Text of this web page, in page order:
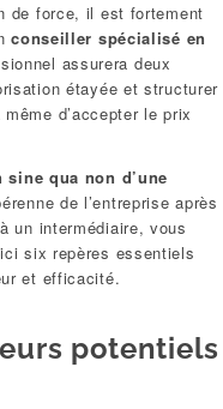
de force, il est fortement
conseiller spécialisé en
assurera deux
étayée et structurer
d’accepter le prix
qua non d’une
de l’entreprise après
un intermédiaire, vous
six repères essentiels
et efficacité.
potentiels